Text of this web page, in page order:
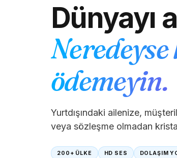
Dünyayı
ödemeyin.
Yurtdışındaki ailenize,
veya sözleşme olmadan
200+ ÜLKE HD SES DOLAŞIM